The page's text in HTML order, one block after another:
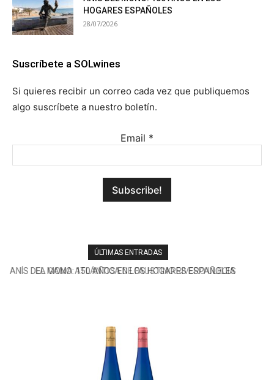
HOGARES ESPAÑOLES
28/07/2026
Suscríbete a SOLwines
Si quieres recibir un correo cada vez que publiquemos
algo suscríbete a nuestro boletín.
Email *
ÚLTIMAS ENTRADAS
LA GAMA ATLÁNTICA DE FAUSTINO RIVERO ULECIA